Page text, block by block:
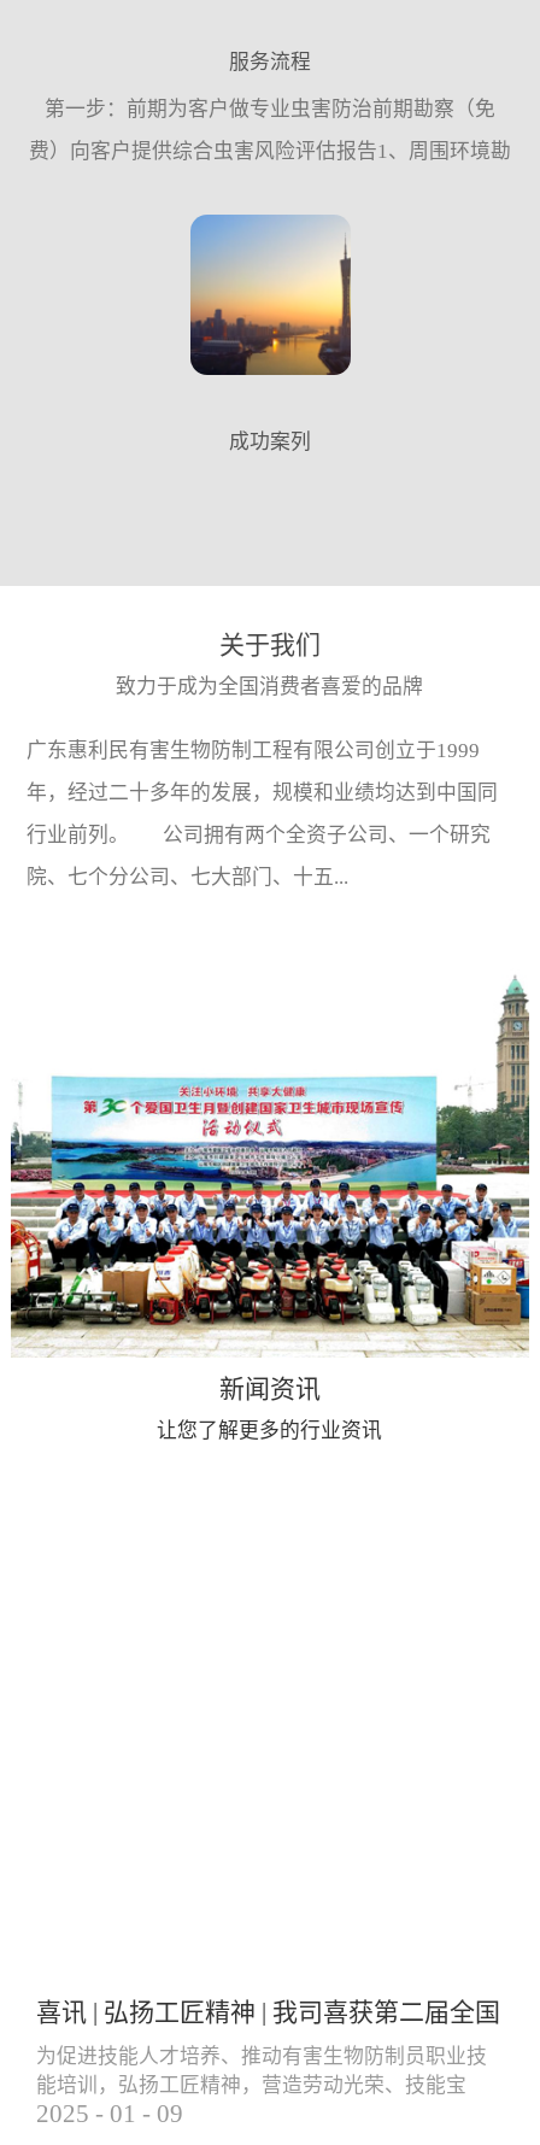
服务流程
第一步：前期为客户做专业虫害防治前期勘察（免
费）向客户提供综合虫害风险评估报告1、周围环境勘
的调查。4、虫害种类鉴别及密度监测。第二步：为客
成功案列
关于我们
致力于成为全国消费者喜爱的品牌
广东惠利民有害生物防制工程有限公司创立于1999
年，经过二十多年的发展，规模和业绩均达到中国同
行业前列。 公司拥有两个全资子公司、一个研究
院、七个分公司、七大部门、十五...
新闻资讯
让您了解更多的行业资讯
喜讯 | 弘扬工匠精神 | 我司喜获第二届全国
有害生物防制员职业技能大赛团体三等奖
个人一等奖
为促进技能人才培养、推动有害生物防制员职业技
能培训，弘扬工匠精神，营造劳动光荣、技能宝
贵、创造伟大的社会风气，更好地服务就业创业和
2025 - 01 - 09